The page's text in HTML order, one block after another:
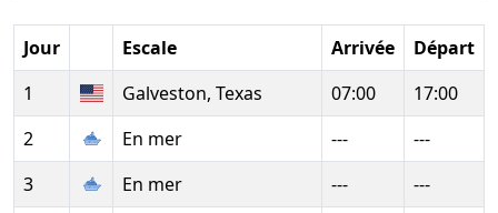
Jour Escale Arrivée
Départ
1
Galveston, Texas 07:00
17:00
2
En mer ---
---
3
En mer ---
---